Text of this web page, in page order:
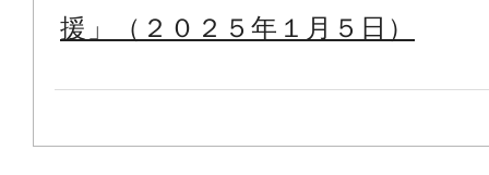
援」（２０２５年１月５日）